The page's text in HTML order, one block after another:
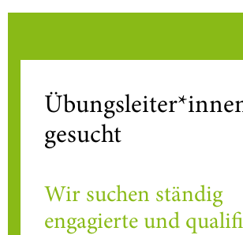
gesucht
Wir suchen ständig
engagierte und